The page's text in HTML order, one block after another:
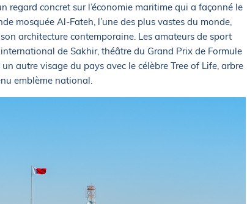
regard concret sur l’économie maritime qui a façonné le
mosquée Al-Fateh, l’une des plus vastes du monde,
architecture contemporaine. Les amateurs de sport
de Sakhir, théâtre du Grand Prix de Formule
autre visage du pays avec le célèbre Tree of Life, arbre
emblème national.